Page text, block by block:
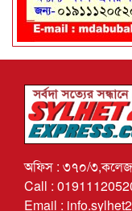
অফিস : ৩৭০/
Call :
Email :